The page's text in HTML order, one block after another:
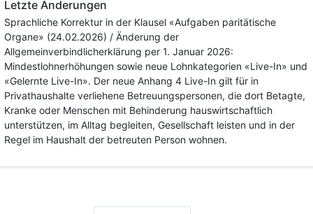
Letzte Änderungen
Sprachliche Korrektur in der Klausel «Aufgaben paritätische
Organe» (24.02.2026) / Änderung der
Allgemeinverbindlicherklärung per 1. Januar 2026:
Mindestlohnerhöhungen sowie neue Lohnkategorien «Live-In» und
«Gelernte Live-In». Der neue Anhang 4 Live-In gilt für in
Privathaushalte verliehene Betreuungspersonen, die dort Betagte,
Kranke oder Menschen mit Behinderung hauswirtschaftlich
unterstützen, im Alltag begleiten, Gesellschaft leisten und in der
Regel im Haushalt der betreuten Person wohnen.